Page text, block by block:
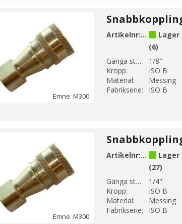
Emne: M300
Artikelnr:M300-1Lager
(6)
Gänga storlek 1:
1/8"
Kropp:
ISO B
Material:
Messing
Fabrikserie:
ISO B
Emne: M300
Artikelnr:M300-2Lager
(27)
Gänga storlek 1:
1/4"
Kropp:
ISO B
Material:
Messing
Fabrikserie:
ISO B